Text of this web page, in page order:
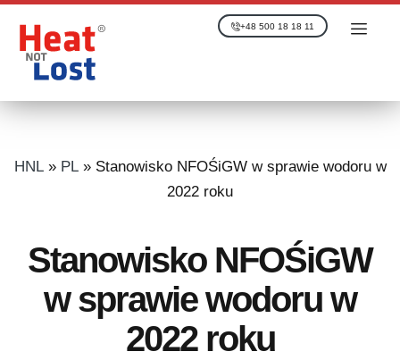
+48 500 18 18 11
HNL» PL» Stanowisko NFOŚiGW w sprawie wodoru w
2022 roku
Stanowisko NFOŚiGW
w sprawie wodoru w
2022 roku